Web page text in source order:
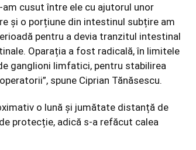
cusut între ele cu ajutorul unor
și o porțiune din intestinul subțire am
pentru a devia tranzitul intestinal
Oparația a fost radicală, în limitele
ganglioni limfatici, pentru stabilirea
spune Ciprian Tănăsescu.
o lună și jumătate distanță de
protecție, adică s-a refăcut calea